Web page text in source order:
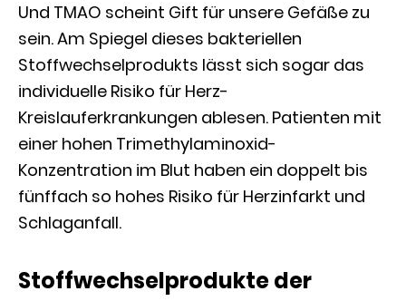
Und TMAO scheint Gift für unsere Gefäße zu
sein. Am Spiegel dieses bakteriellen
Stoffwechselprodukts lässt sich sogar das
individuelle Risiko für Herz-
Kreislauferkrankungen ablesen. Patienten mit
einer hohen Trimethylaminoxid-
Konzentration im Blut haben ein doppelt bis
fünffach so hohes Risiko für Herzinfarkt und
Schlaganfall.
Stoffwechselprodukte der